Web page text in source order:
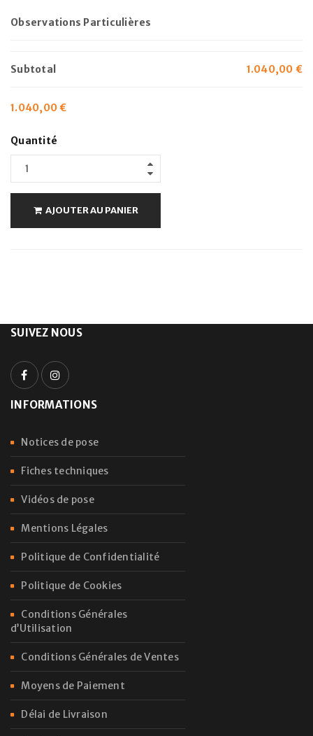
Observations Particulières
Subtotal 1.040,00 €
1.040,00€
Quantité
AJOUTER AU PANIER
SUIVEZ NOUS
INFORMATIONS
Notices de pose
Fiches techniques
Vidéos de pose
Mentions Légales
Politique de Confidentialité
Politique de Cookies
Conditions Générales
d’Utilisation
Conditions Générales de Ventes
Moyens de Paiement
Délai de Livraison